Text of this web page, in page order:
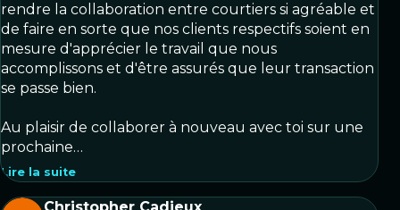
rendre la collaboration entre courtiers si agréable et
de faire en sorte que nos clients respectifs soient en
mesure d'apprécier le travail que nous
accomplissons et d'être assurés que leur transaction
se passe bien.
Au plaisir de collaborer à nouveau avec toi sur une
prochaine…
Lire la suite